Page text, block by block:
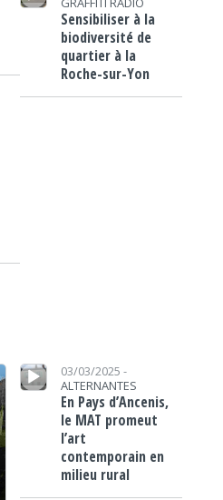
Sensibiliser à la
biodiversité de
quartier à la
Roche-sur-Yon
Lecteur audio
03/03/2025 -
ALTERNANTES
En Pays d’Ancenis,
le MAT promeut
l’art
contemporain en
milieu rural